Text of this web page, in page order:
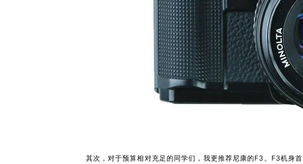
其次，对于预算相对充足的同学们，我更推荐尼康的F3。F3机身